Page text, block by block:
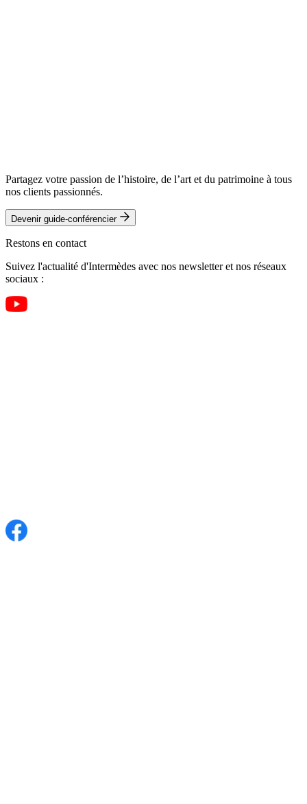
Partagez votre passion de l’histoire, de l’art et du patrimoine à tous
nos clients passionnés.
Devenir guide-conférencier
Restons en contact
Suivez l'actualité d'Intermèdes avec nos newsletter et nos réseaux
sociaux :